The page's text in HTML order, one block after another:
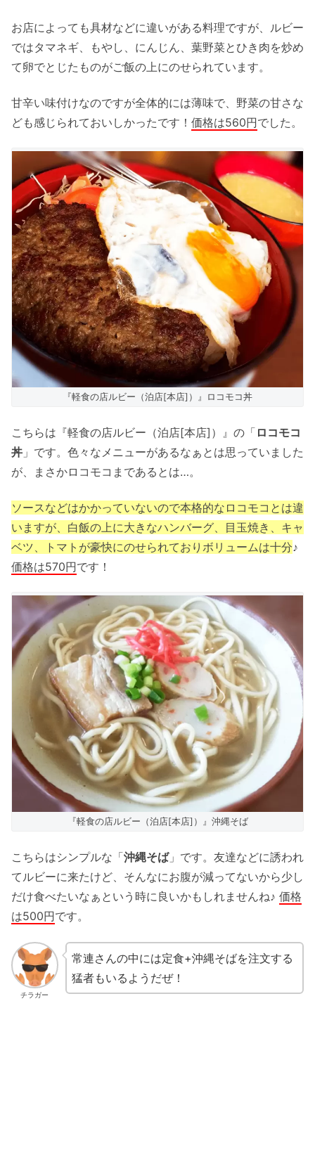
お店によっても具材などに違いがある料理ですが、ルビー
ではタマネギ、もやし、にんじん、葉野菜とひき肉を炒め
て卵でとじたものがご飯の上にのせられています。
甘辛い味付けなのですが全体的には薄味で、野菜の甘さな
ども感じられておいしかったです！ 価格は560円でした。
『軽食の店ルビー（泊店[本店]）』ロコモコ丼
こちらは『軽食の店ルビー（泊店[本店]）』の「 ロコモコ
丼 」です。色々なメニューがあるなぁとは思っていました
が、まさかロコモコまであるとは…。
ソースなどはかかっていないので本格的なロコモコとは違
いますが、白飯の上に大きなハンバーグ、目玉焼き、キャ
ベツ、トマトが豪快にのせられておりボリュームは十分♪
価格は570円です！
『軽食の店ルビー（泊店[本店]）』沖縄そば
こちらはシンプルな「沖縄そば」です。友達などに誘われ
てルビーに来たけど、そんなにお腹が減ってないから少し
だけ食べたいなぁという時に良いかもしれませんね♪ 価格
は500円です。
チラガー
常連さんの中には定食+沖縄そばを注文する
猛者もいるようだぜ！